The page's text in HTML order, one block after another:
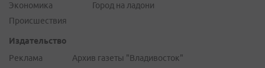
Экономика
Происшествия
Город на ладони
Издательство
Реклама
Архив газеты "Владивосток"